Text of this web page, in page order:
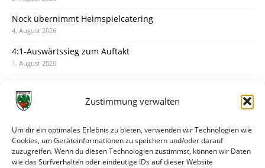
Zustimmung verwalten
Um dir ein optimales Erlebnis zu bieten, verwenden wir Technologien wie
Cookies, um Geräteinformationen zu speichern und/oder darauf
zuzugreifen. Wenn du diesen Technologien zustimmst, können wir Daten
wie das Surfverhalten oder eindeutige IDs auf dieser Website
Nock übernimmt Heimspielcatering
4. August 2026
4:1-Auswärtssieg zum Auftakt
1. August 2026
31. Juli 2026
30. Juli 2026
Deine Spielminute: 89+1
28. Juli 2026